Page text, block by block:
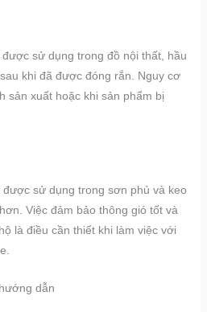
sử dụng trong đồ nội thất, hầu
khi đã được đóng rắn. Nguy cơ
sản xuất hoặc khi sản phẩm bị
sử dụng trong sơn phủ và keo
Việc đảm bảo thông gió tốt và
là điều cần thiết khi làm việc với
dẫn